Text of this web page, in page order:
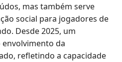
mas também serve
social para jogadores de
Desde 2025, um
da
refletindo a capacidade